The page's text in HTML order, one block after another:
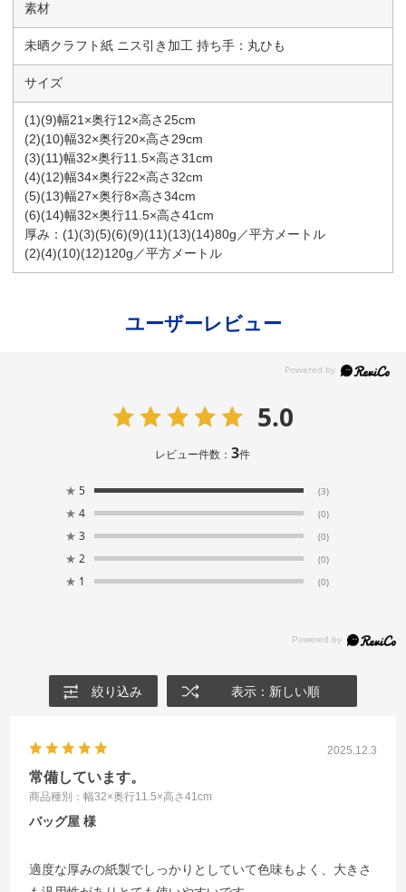
素材
未晒クラフト紙 ニス引き加工 持ち手：丸ひも
サイズ
(1)(9)幅21×奥行12×高さ25cm
(2)(10)幅32×奥行20×高さ29cm
(3)(11)幅32×奥行11.5×高さ31cm
(4)(12)幅34×奥行22×高さ32cm
(5)(13)幅27×奥行8×高さ34cm
(6)(14)幅32×奥行11.5×高さ41cm
厚み：(1)(3)(5)(6)(9)(11)(13)(14)80g／平方メートル
(2)(4)(10)(12)120g／平方メートル
ユーザーレビュー
5.0
レビュー件数：3件
★ 5 (3)
★ 4 (0)
★ 3 (0)
★ 2 (0)
★ 1 (0)
絞り込み 表示：新しい順
2025.12.3
常備しています。
商品種別：幅32×奥行11.5×高さ41cm
バッグ屋
適度な厚みの紙製でしっかりとしていて色味もよく、大きさ